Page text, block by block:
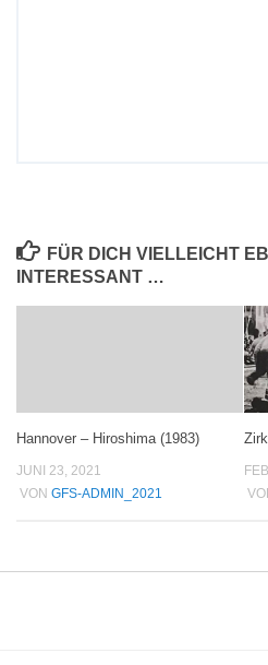
FÜR DICH VIELLEICHT
INTERESSANT …
Hannover – Hiroshima (1983)
JUNI 23, 2021
VON GFS-ADMIN_2021